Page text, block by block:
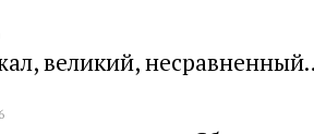
великий,